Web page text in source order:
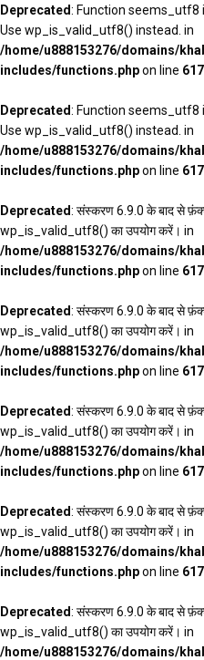
Deprecated: Function seems_utf8
Use wp_is_valid_utf8() instead. in
/home/u888153276/domains/
includes/functions.phpon line
Deprecated: Function seems_utf8
Use wp_is_valid_utf8() instead. in
/home/u888153276/domains/
includes/functions.phpon line
Deprecated: संस्करण 6.9.0 के बाद से
wp_is_valid_utf8() का उपयोग करें। in
/home/u888153276/domains/
includes/functions.phpon line
Deprecated: संस्करण 6.9.0 के बाद से
wp_is_valid_utf8() का उपयोग करें। in
/home/u888153276/domains/
includes/functions.phpon line
Deprecated: संस्करण 6.9.0 के बाद से
wp_is_valid_utf8() का उपयोग करें। in
/home/u888153276/domains/
includes/functions.phpon line
Deprecated: संस्करण 6.9.0 के बाद से
wp_is_valid_utf8() का उपयोग करें। in
/home/u888153276/domains/
includes/functions.phpon line
Deprecated: संस्करण 6.9.0 के बाद से
wp_is_valid_utf8() का उपयोग करें। in
/home/u888153276/domains/